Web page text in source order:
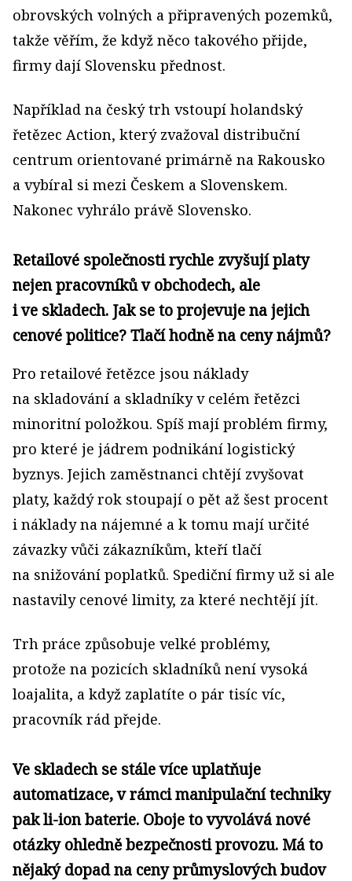
obrovských volných a připravených pozemků,
takže věřím, že když něco takového přijde,
firmy dají Slovensku přednost.
Například na český trh vstoupí holandský
řetězec Action, který zvažoval distribuční
centrum orientované primárně na Rakousko
a vybíral si mezi Českem a Slovenskem.
Nakonec vyhrálo právě Slovensko.
Retailové společnosti rychle zvyšují platy
nejen pracovníků v obchodech, ale
i ve skladech. Jak se to projevuje na jejich
cenové politice? Tlačí hodně na ceny nájmů?
Pro retailové řetězce jsou náklady
na skladování a skladníky v celém řetězci
minoritní položkou. Spíš mají problém firmy,
pro které je jádrem podnikání logistický
byznys. Jejich zaměstnanci chtějí zvyšovat
platy, každý rok stoupají o pět až šest procent
i náklady na nájemné a k tomu mají určité
závazky vůči zákazníkům, kteří tlačí
na snižování poplatků. Spediční firmy už si ale
nastavily cenové limity, za které nechtějí jít.
Trh práce způsobuje velké problémy,
protože na pozicích skladníků není vysoká
loajalita, a když zaplatíte o pár tisíc víc,
pracovník rád přejde.
Ve skladech se stále více uplatňuje
automatizace, v rámci manipulační techniky
pak li-ion baterie. Oboje to vyvolává nové
otázky ohledně bezpečnosti provozu. Má to
nějaký dopad na ceny průmyslových budov